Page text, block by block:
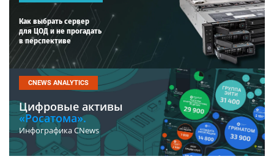
Как выбрать сервер
для ЦОД и не прогадать
в перспективе
CNEWS ANALYTICS
Цифровые активы
«Росатома».
Инфографика CNews